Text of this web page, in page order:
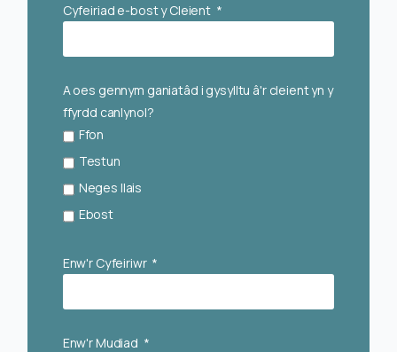
Cyfeiriad e-bost y Cleient
A oes gennym ganiatâd i gysylltu â'r cleient yn y
ffyrdd canlynol?
Ffon
Testun
Neges llais
Ebost
Enw'r Cyfeiriwr
Enw'r Mudiad